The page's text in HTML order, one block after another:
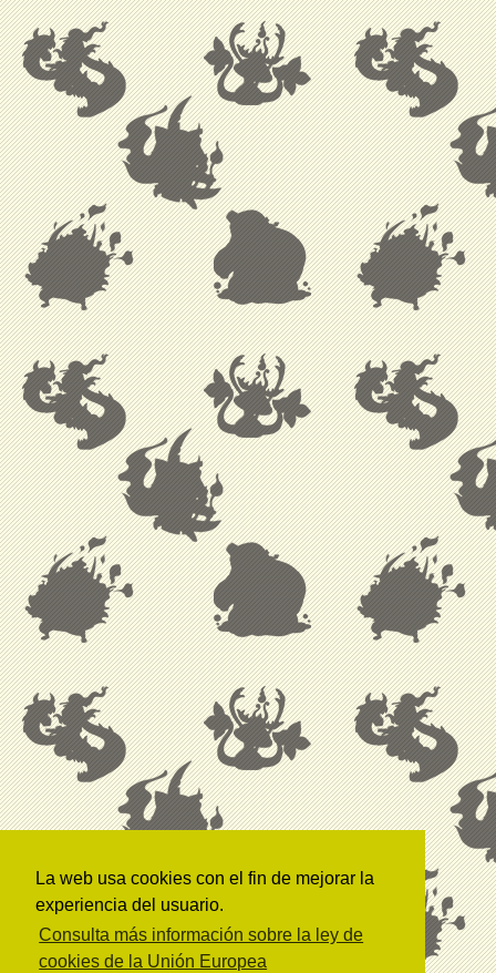
La web usa cookies con el fin de mejorar la
experiencia del usuario.
Consulta más información sobre la ley de
cookies de la Unión Europea